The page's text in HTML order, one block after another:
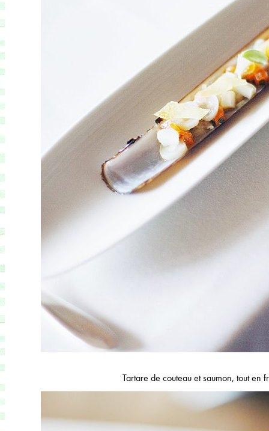
Tartare de couteau et saumon, tout en